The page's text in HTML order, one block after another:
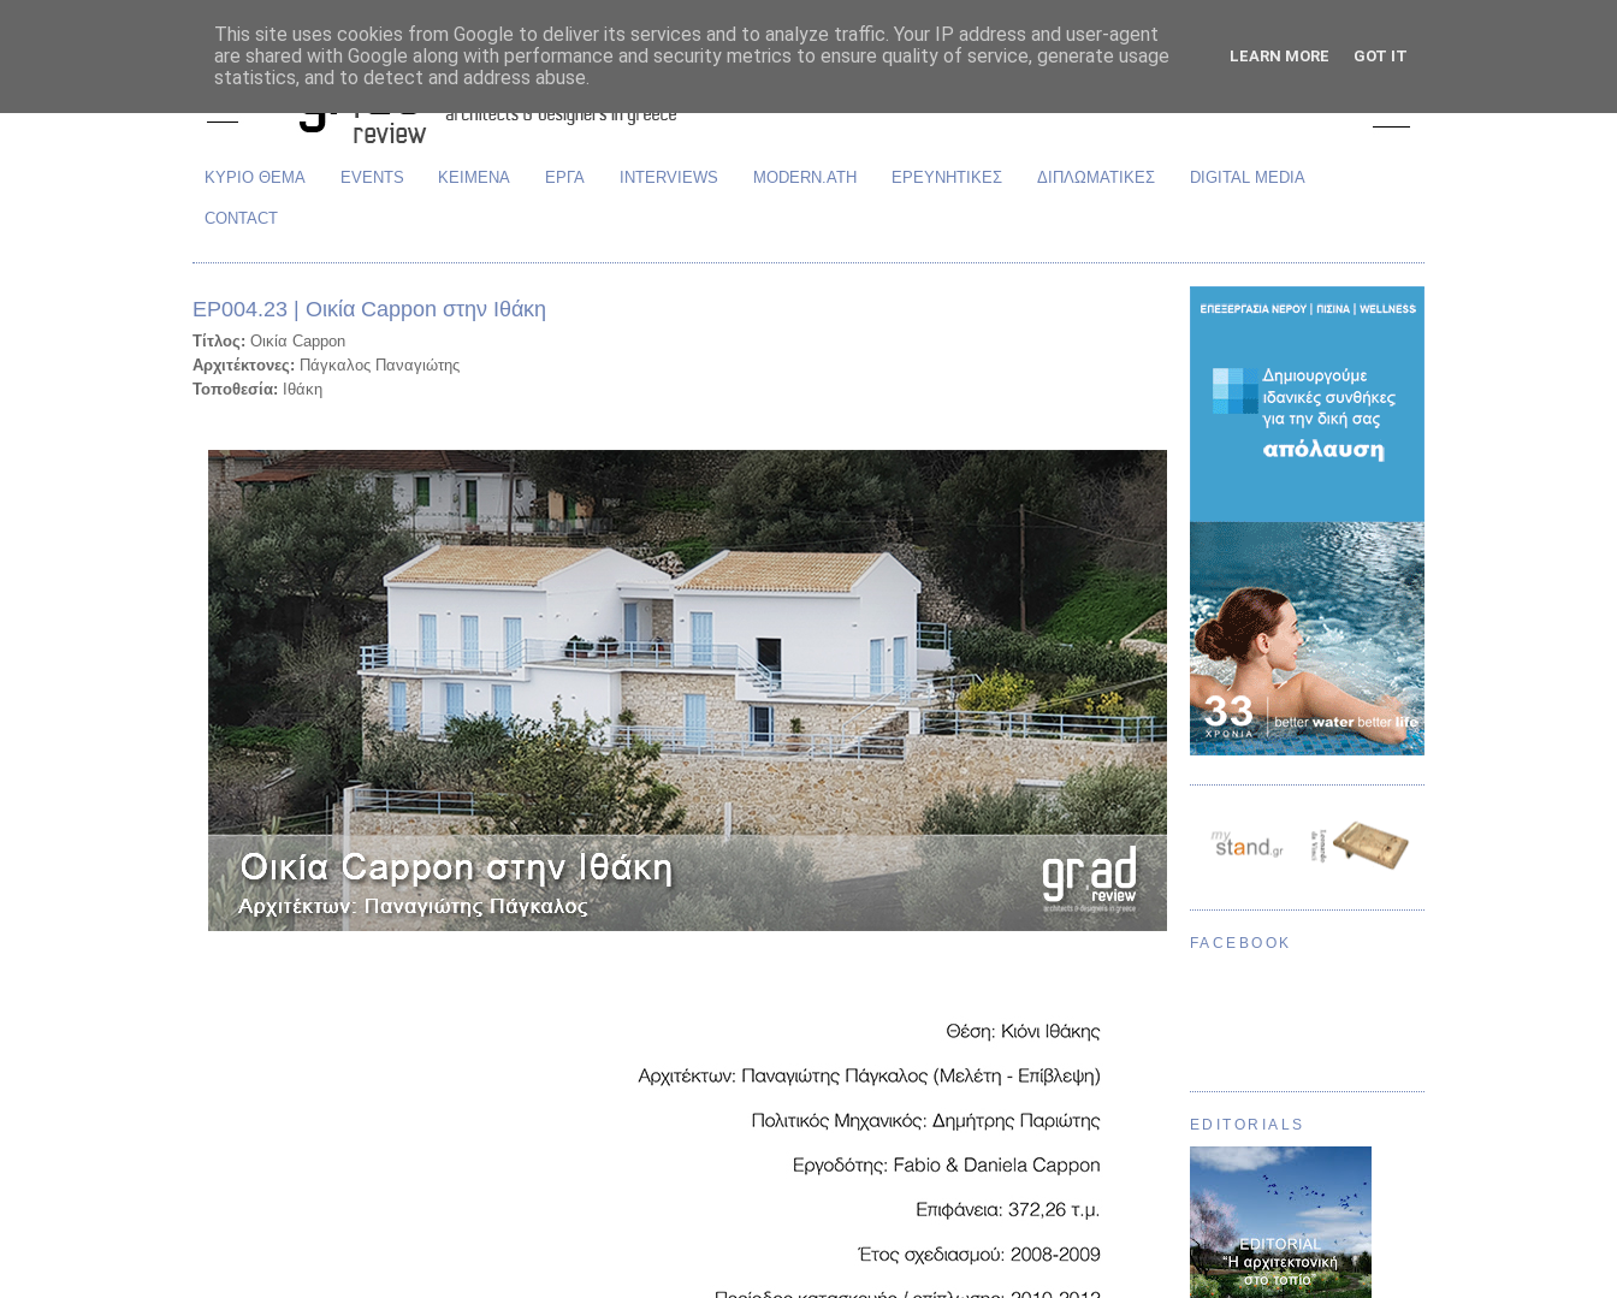
ΚΥΡΙΟ ΘΕΜΑ EVENTS ΚΕΙΜΕΝΑ ΕΡΓΑ INTERVIEWS MODERN.ATH ΕΡΕΥΝΗΤΙΚΕΣ ΔΙΠΛΩΜΑΤΙΚΕΣ DIGITAL MEDIA
CONTACT
ΕΡ004.23 | Οικία Cappon στην Ιθάκη
Τίτλος: Οικία Cappon
Αρχιτέκτονες: Πάγκαλος Παναγιώτης
Τοποθεσία: Ιθάκη
FACEBOOK
EDITORIALS
This site uses cookies from Google to deliver its services and to analyze traffic. Your IP address and user-agent
are shared with Google along with performance and security metrics to ensure quality of service, generate usage
statistics, and to detect and address abuse.
LEARN MORE GOT IT